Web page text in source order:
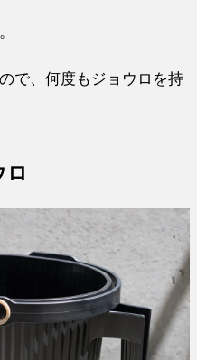
で、何度もジョウロを持